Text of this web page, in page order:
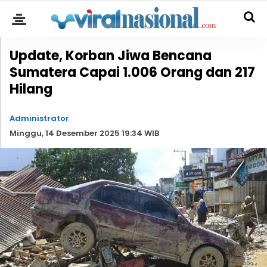
Update, Korban Jiwa Bencana
Sumatera Capai 1.006 Orang dan 217
Hilang
Administrator
Minggu, 14 Desember 2025 19:34 WIB